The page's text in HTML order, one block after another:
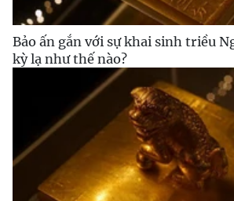
Bảo ấn gắn với sự khai sinh triều
kỳ lạ như thế nào?